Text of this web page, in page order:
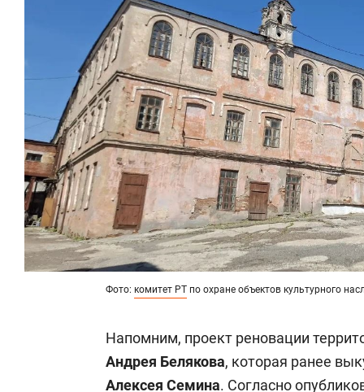
Фото: комитет РТ по охране объектов культурного
Напомним, проект реновации
Андрея Белякова, которая ранее
Алексея Семина. Согласно